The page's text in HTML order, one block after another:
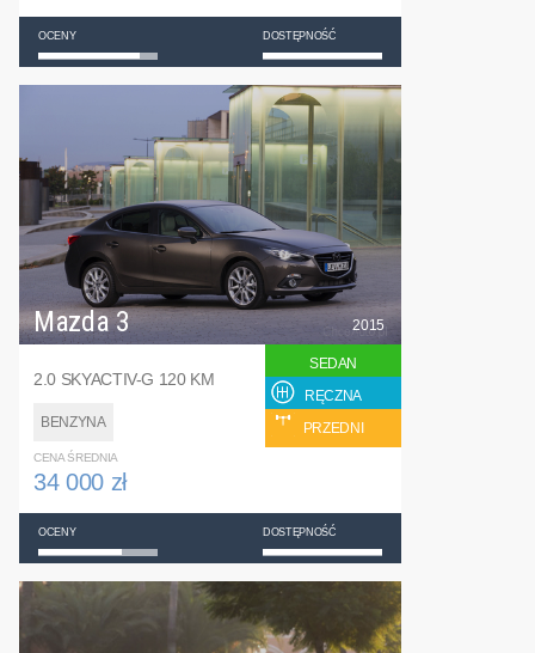
OCENY DOSTĘPNOŚĆ
Mazda 3
2.0 SKYACTIV-G 120 KM
BENZYNA
2015
SEDAN
RĘCZNA
PRZEDNI
CENA ŚREDNIA
34 000 zł
OCENY DOSTĘPNOŚĆ